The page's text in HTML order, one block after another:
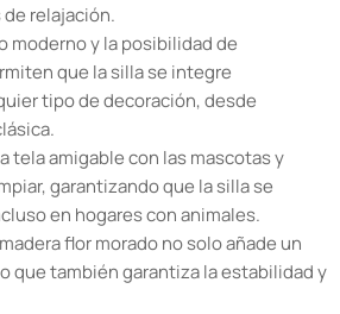
relajación.
moderno y la posibilidad de
que la silla se integre
tipo de decoración, desde
tela amigable con las mascotas y
garantizando que la silla se
en hogares con animales.
flor morado no solo añade un
que también garantiza la estabilidad y